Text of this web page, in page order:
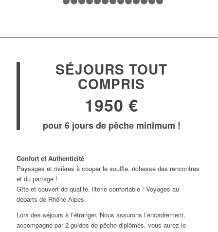
1 2 3 4 5 6 7 8
SÉJOURS TOUT
COMPRIS
1950 €
pour 6 jours de pêche minimum !
Confort et Authenticité
Paysages et rivières à couper le souffle, richesse des rencontres
et du partage !
Gîte et couvert de qualité, literie confortable ! Voyages au
départs de Rhône-Alpes.
Lors des séjours à l’étranger, Nous assurons l’encadrement,
accompagné par 2 guides de pêche diplômés, vous aurez le